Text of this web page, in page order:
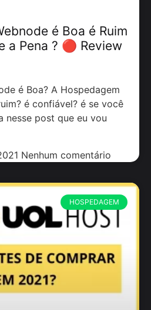
é Boa é Ruim
a Pena ? 🔴 Review
é Boa? A Hospedagem
é confiável? é se você
nesse post que eu vou
Nenhum comentário
HOSPEDAGEM